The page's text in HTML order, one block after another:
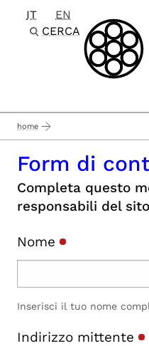
Passa al
IT
EN
CERCA
home
Form di
Completa questo
responsabili del
Nome
Inserisci il tuo nome
Indirizzo mittente